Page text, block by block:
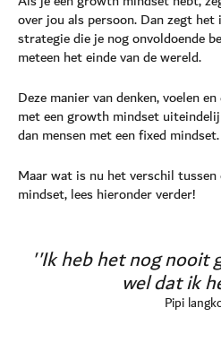
over jou als persoon. Dan zegt
strategie die je nog onvoldoende
meteen het einde van de wereld.
Deze manier van denken, voelen
met een growth mindset
dan mensen met een fixed mindset.
Maar wat is nu het verschil
mindset, lees hieronder verder!
''Ik heb het nog nooit
wel dat ik
Pipi